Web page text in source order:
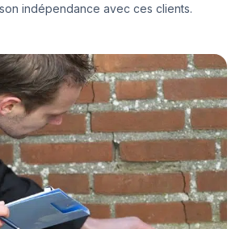
indépendance avec ces clients.